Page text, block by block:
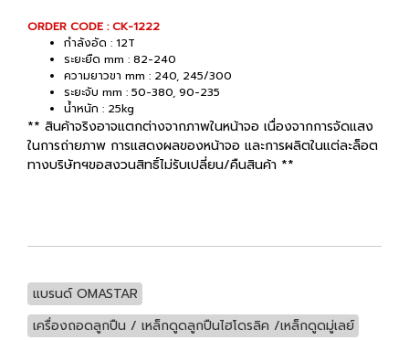
ORDER CODE : CK-1222
กำลังอัด : 12T
ระยะยืด mm : 82-240
ความยาวขา mm : 240, 245/300
ระยะจับ mm : 50-380, 90-235
น้ำหนัก : 25kg
** สินค้าจริงอาจแตกต่างจากภาพในหน้าจอ เนื่องจากการจัดแสง
ในการถ่ายภาพ การแสดงผลของหน้าจอ และการผลิตในแต่ละล็อต
ทางบริษัทฯขอสงวนสิทธิ์ไม่รับเปลี่ยน/คืนสินค้า **
แบรนด์ OMASTAR
เครื่องถอดลูกปืน / เหล็กดูดลูกปืนไฮโดรลิค /เหล็กดูดมู่เลย์